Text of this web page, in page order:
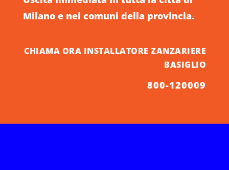
Milano e nei comuni della provincia.
CHIAMA ORA INSTALLATORE ZANZARIERE
BASIGLIO
800-120009